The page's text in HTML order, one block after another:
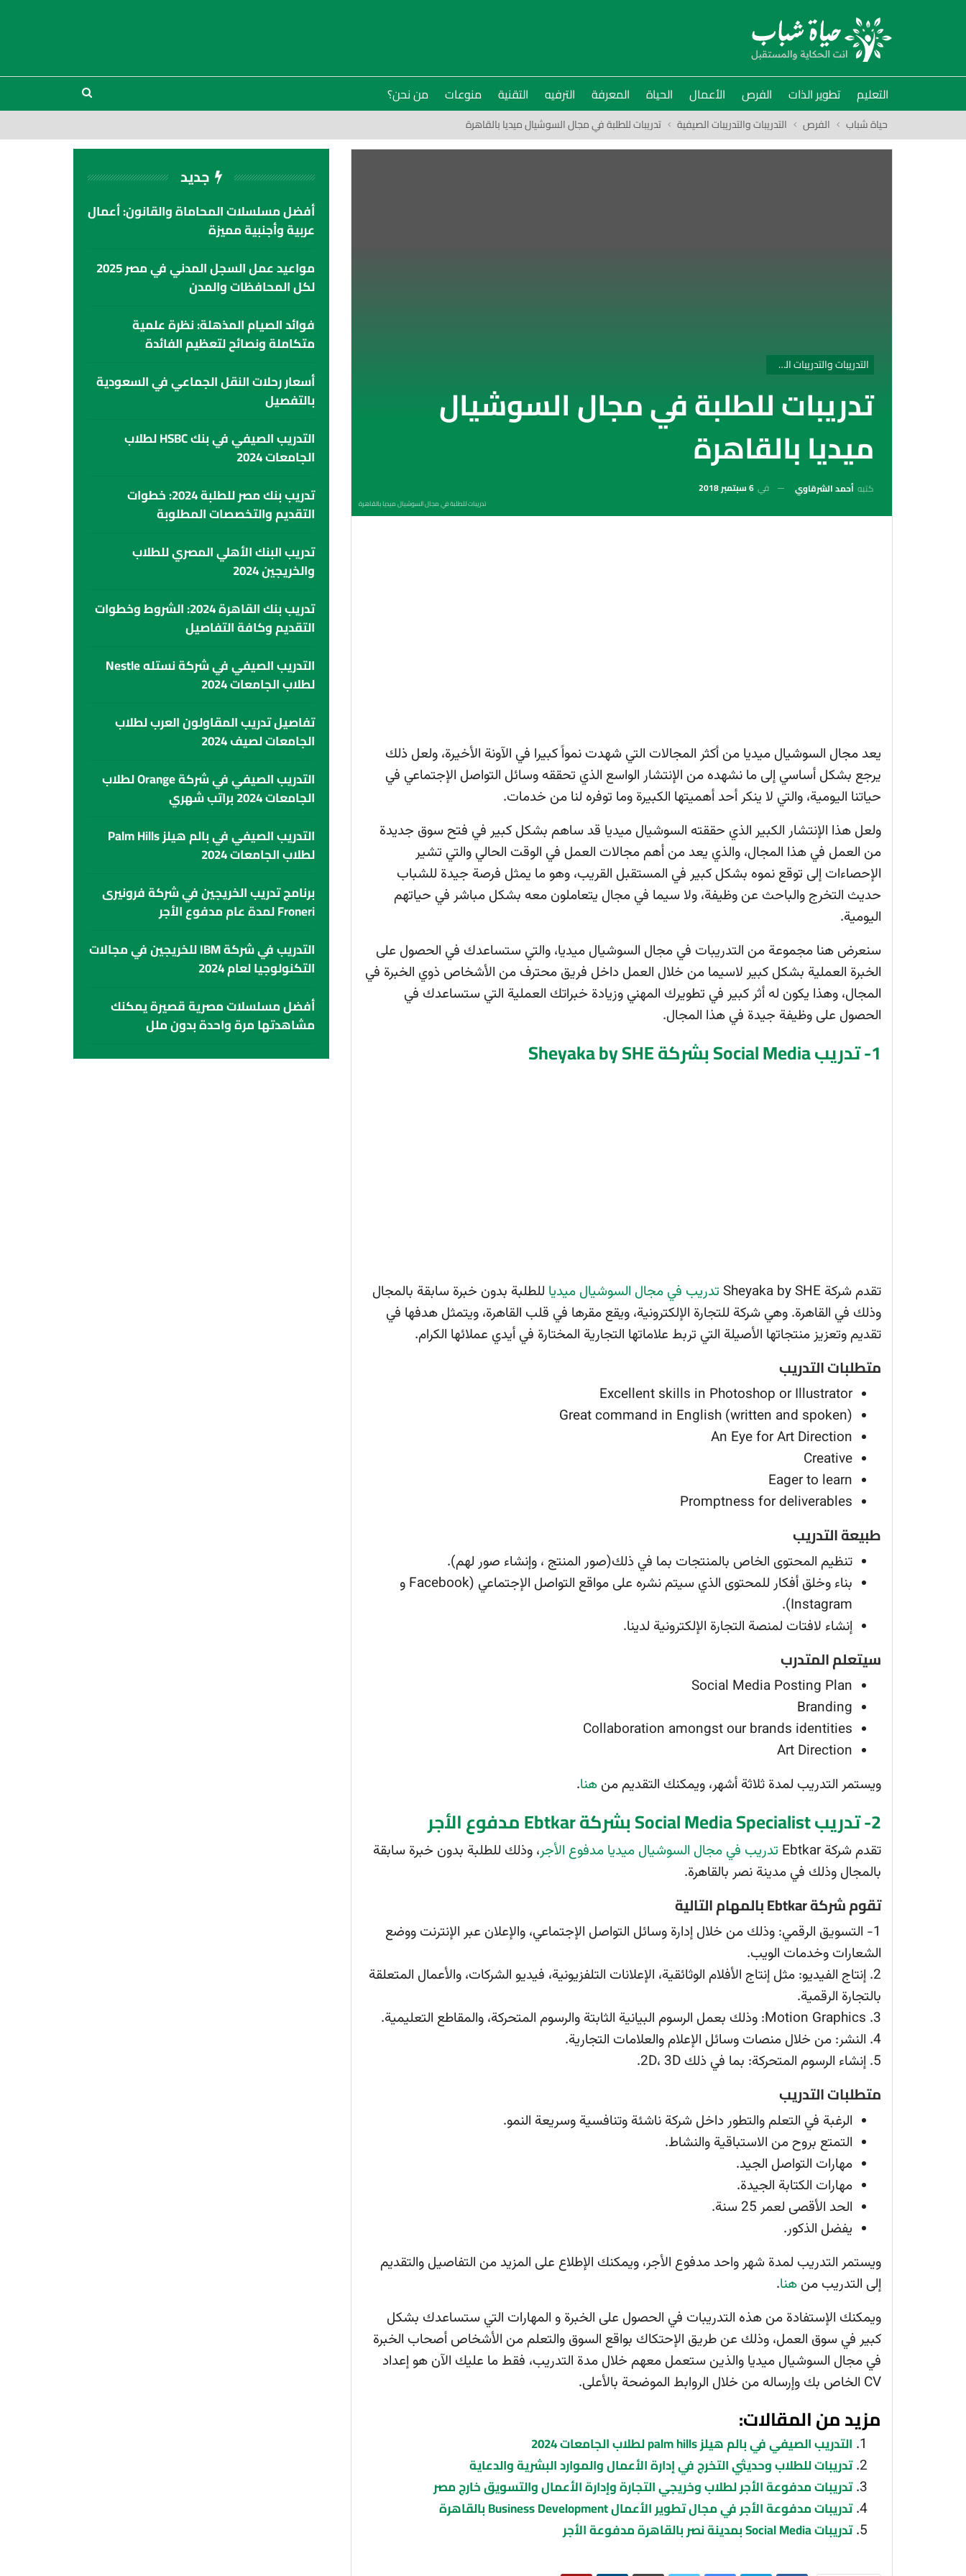
التعليم تطوير الذات الفرص الأعمال الحياة المعرفة الترفيه التقنية منوعات من نحن؟
حياة شباب الفرص التدريبات والتدريبات الصيفية تدريبات للطلبة في مجال السوشيال ميديا بالقاهرة
التدريبات والتدريبات الصيفية
تدريبات للطلبة في مجال السوشيال
ميديا بالقاهرة
كتبه أحمد الشرقاوي في 6 سبتمبر 2018
تدريبات للطلبة في مجال السوشيال ميديا بالقاهرة
يعد مجال السوشيال ميديا من أكثر المجالات التي شهدت نمواً كبيرا في الآونة الأخيرة، ولعل ذلك
يرجع بشكل أساسي إلى ما نشهده من الإنتشار الواسع الذي تحققه وسائل التواصل الإجتماعي في
حياتنا اليومية، والتي لا ينكر أحد أهميتها الكبيرة وما توفره لنا من خدمات.
ولعل هذا الإنتشار الكبير الذي حققته السوشيال ميديا قد ساهم بشكل كبير في فتح سوق جديدة
من العمل في هذا المجال، والذي يعد من أهم مجالات العمل في الوقت الحالي والتي تشير
الإحصاءات إلى توقع نموه بشكل كبير في المستقبل القريب، وهو ما يمثل فرصة جيدة للشباب
حديث التخرج والباحث عن وظيفة، ولا سيما في مجال يتعاملون معه بشكل مباشر في حياتهم
اليومية.
سنعرض هنا مجموعة من التدريبات في مجال السوشيال ميديا، والتي ستساعدك في الحصول على
الخبرة العملية بشكل كبير لاسيما من خلال العمل داخل فريق محترف من الأشخاص ذوي الخبرة في
المجال، وهذا يكون له أثر كبير في تطويرك المهني وزيادة خبراتك العملية التي ستساعدك في
الحصول على وظيفة جيدة في هذا المجال.
1- تدريب Social Media بشركة Sheyaka by SHE
تقدم شركة Sheyaka by SHE تدريب في مجال السوشيال ميديا للطلبة بدون خبرة سابقة بالمجال
وذلك في القاهرة. وهي شركة للتجارة الإلكترونية، ويقع مقرها في قلب القاهرة، ويتمثل هدفها في
تقديم وتعزيز منتجاتها الأصيلة التي تربط علاماتها التجارية المختارة في أيدي عملائها الكرام.
متطلبات التدريب
Excellent skills in Photoshop or Illustrator
(Great command in English (written and spoken
An Eye for Art Direction
Creative
Eager to learn
Promptness for deliverables
طبيعة التدريب
تنظيم المحتوى الخاص بالمنتجات بما في ذلك(صور المنتج ، وإنشاء صور لهم).
بناء وخلق أفكار للمحتوى الذي سيتم نشره على مواقع التواصل الإجتماعي (Facebook و
Instagram).
إنشاء لافتات لمنصة التجارة الإلكترونية لدينا.
سيتعلم المتدرب
Social Media Posting Plan
Branding
Collaboration amongst our brands identities
Art Direction
ويستمر التدريب لمدة ثلاثة أشهر، ويمكنك التقديم من هنا.
2- تدريب Social Media Specialist بشركة Ebtkar مدفوع الأجر
تقدم شركة Ebtkar تدريب في مجال السوشيال ميديا مدفوع الأجر، وذلك للطلبة بدون خبرة سابقة
بالمجال وذلك في مدينة نصر بالقاهرة.
تقوم شركة Ebtkar بالمهام التالية
1- التسويق الرقمي: وذلك من خلال إدارة وسائل التواصل الإجتماعي، والإعلان عبر الإنترنت ووضع
الشعارات وخدمات الويب.
2. إنتاج الفيديو: مثل إنتاج الأفلام الوثائقية، الإعلانات التلفزيونية، فيديو الشركات، والأعمال المتعلقة
بالتجارة الرقمية.
3. Motion Graphics: وذلك بعمل الرسوم البيانية الثابتة والرسوم المتحركة، والمقاطع التعليمية.
4. النشر: من خلال منصات وسائل الإعلام والعلامات التجارية.
5. إنشاء الرسوم المتحركة: بما في ذلك 2D، 3D.
متطلبات التدريب
الرغبة في التعلم والتطور داخل شركة ناشئة وتنافسية وسريعة النمو.
التمتع بروح من الاستباقية والنشاط.
مهارات التواصل الجيد.
مهارات الكتابة الجيدة.
الحد الأقصى لعمر 25 سنة.
يفضل الذكور.
ويستمر التدريب لمدة شهر واحد مدفوع الأجر، ويمكنك الإطلاع على المزيد من التفاصيل والتقديم
إلى التدريب من هنا.
ويمكنك الإستفادة من هذه التدريبات في الحصول على الخبرة و المهارات التي ستساعدك بشكل
كبير في سوق العمل، وذلك عن طريق الإحتكاك بواقع السوق والتعلم من الأشخاص أصحاب الخبرة
في مجال السوشيال ميديا والذين ستعمل معهم خلال مدة التدريب، فقط ما عليك الآن هو إعداد
CV الخاص بك وإرساله من خلال الروابط الموضحة بالأعلى.
مزيد من المقالات:
التدريب الصيفي في بالم هيلز palm hills لطلاب الجامعات 2024
تدريبات للطلاب وحديثي التخرج في إدارة الأعمال والموارد البشرية والدعاية
تدريبات مدفوعة الأجر لطلاب وخريجي التجارة وإدارة الأعمال والتسويق خارج مصر
تدريبات مدفوعة الأجر في مجال تطوير الأعمال Business Development بالقاهرة
تدريبات Social Media بمدينة نصر بالقاهرة مدفوعة الأجر
جديد
أفضل مسلسلات المحاماة والقانون: أعمال
عربية وأجنبية مميزة
مواعيد عمل السجل المدني في مصر 2025
لكل المحافظات والمدن
فوائد الصيام المذهلة: نظرة علمية
متكاملة ونصائح لتعظيم الفائدة
أسعار رحلات النقل الجماعي في السعودية
بالتفصيل
التدريب الصيفي في بنك HSBC لطلاب
الجامعات 2024
تدريب بنك مصر للطلبة 2024: خطوات
التقديم والتخصصات المطلوبة
تدريب البنك الأهلي المصري للطلاب
والخريجين 2024
تدريب بنك القاهرة 2024: الشروط وخطوات
التقديم وكافة التفاصيل
التدريب الصيفي في شركة نستله Nestle
لطلاب الجامعات 2024
تفاصيل تدريب المقاولون العرب لطلاب
الجامعات لصيف 2024
التدريب الصيفي في شركة Orange لطلاب
الجامعات 2024 براتب شهري
التدريب الصيفي في بالم هيلز Palm Hills
لطلاب الجامعات 2024
برنامج تدريب الخريجين في شركة فرونيرى
Froneri لمدة عام مدفوع الأجر
التدريب في شركة IBM للخريجين في مجالات
التكنولوجيا لعام 2024
أفضل مسلسلات مصرية قصيرة يمكنك
مشاهدتها مرة واحدة بدون ملل